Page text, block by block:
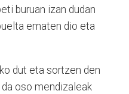
buruan izan dudan
ematen dio eta
dut eta sortzen den
oso mendizaleak